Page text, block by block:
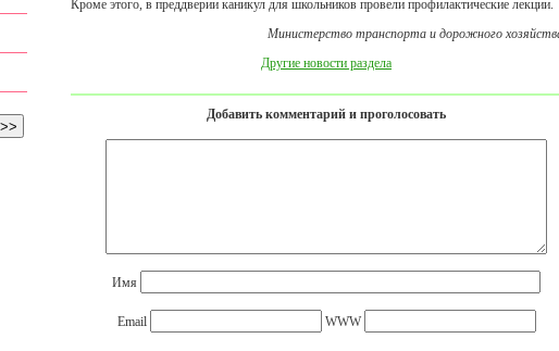
Кроме этого, в преддверии каникул для школьников провели профилактические лекции.
Министерство транспорта и дорожного
Другие новости раздела
Добавить комментарий и проголосовать
Имя
Email WWW